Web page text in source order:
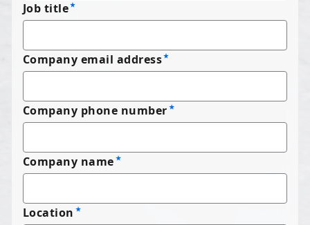
Job title
Company email address
Company phone number
Company name
Location